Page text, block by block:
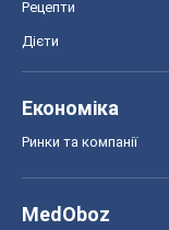
Рецепти
Дієти
Економіка
Ринки та компанії
MedOboz